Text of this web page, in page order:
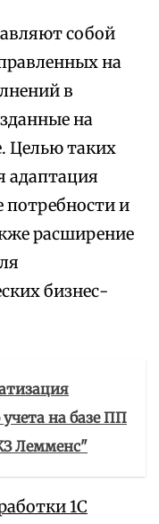
собой
на
в
на
Целью таких
адаптация
потребности и
расширение
бизнес-
учета на базе ПП
Лемменс"
1С